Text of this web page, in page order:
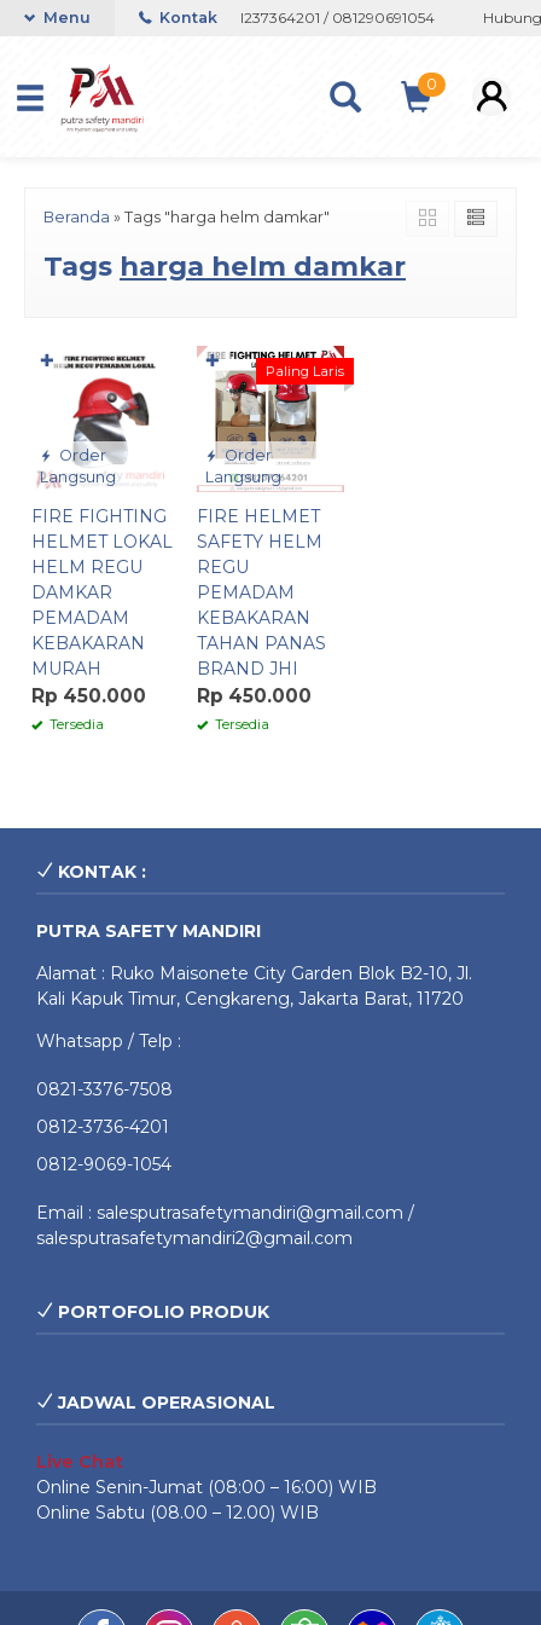
Whatsapp 082133767508 / 081237364201 / 081290691054
Menu Kontak
0
Beranda » Tags "harga helm damkar"
Tags harga helm damkar
Order
Langsung
FIRE FIGHTING
HELMET LOKAL
HELM REGU
DAMKAR
PEMADAM
KEBAKARAN
MURAH
Rp 450.000
Tersedia
✚
Order
Langsung
Paling Laris
FIRE HELMET
SAFETY HELM
REGU
PEMADAM
KEBAKARAN
TAHAN PANAS
BRAND JHI
Rp 450.000
Tersedia
✚
KONTAK :
PUTRA SAFETY MANDIRI
Alamat : Ruko Maisonete City Garden Blok B2-10, Jl.
Kali Kapuk Timur, Cengkareng, Jakarta Barat, 11720
Whatsapp / Telp :
0821-3376-7508
0812-3736-4201
0812-9069-1054
Email : salesputrasafetymandiri@gmail.com /
salesputrasafetymandiri2@gmail.com
PORTOFOLIO PRODUK
JADWAL OPERASIONAL
Live Chat
Online Senin-Jumat (08:00 – 16:00) WIB
Online Sabtu (08.00 – 12.00) WIB